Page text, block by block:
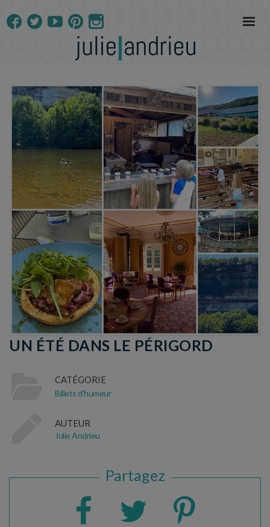
UN ÉTÉ DANS LE PÉRIGORD
CATÉGORIE
Billets d'humeur
AUTEUR
Julie Andrieu
Partagez